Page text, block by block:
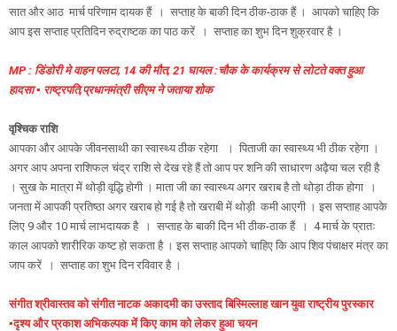
सात और आठ मार्च परिणाम दायक हैं । सप्ताह के बाकी दिन ठीक-ठाक हैं । आपको चाहिए कि
आप इस सप्ताह प्रतिदिन रुद्राष्टक का पाठ करें । सप्ताह का शुभ दिन शुक्रवार है ।
MP : डिंडोरी मे वाहन पलटा, 14 की मौत, 21 घायल :चौक के कार्यक्रम से लोटते वक्त हुआ
हादसा ▪️ राष्ट्रपति,प्रधानमंत्री सीएम ने जताया शोक
वृश्चिक राशि
आपका और आपके जीवनसाथी का स्वास्थ्य ठीक रहेगा । पिताजी का स्वास्थ्य भी ठीक रहेगा ।
अगर आप अपना राशिफल चंद्र राशि से देख रहे हैं तो आप पर शनि की साधारण अढ़ैया चल रही है
। सुख के मात्रा में थोड़ी वृद्धि होगी । माता जी का स्वास्थ्य अगर खराब है तो थोड़ा ठीक होगा ।
जनता में आपकी प्रतिष्ठा अगर खराब हो गई है तो खराबी में थोड़ी कमी आएगी । इस सप्ताह आपके
लिए 9 और 10 मार्च लाभदायक है ‌ । सप्ताह के बाकी दिन भी ठीक-ठाक हैं । 4 मार्च के प्रातः
काल आपको शारीरिक कष्ट हो सकता है । इस सप्ताह आपको चाहिए कि आप शिव पंचाक्षर मंत्र का
जाप करें । सप्ताह का शुभ दिन रविवार है ।
संगीत श्रीवास्तव को संगीत नाटक अकादमी का उस्ताद बिस्मिल्लाह खान युवा राष्ट्रीय पुरस्कार
▪️दृश्य और प्रकाश अभिकल्पक में किए काम को लेकर हुआ चयन